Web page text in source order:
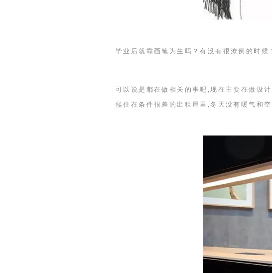
毕业后就靠画笔为生吗？有没有很潦倒的时候
可以说是都在做相关的事吧,现在主要在做设
候住在条件很差的出租屋里,冬天没有暖气和